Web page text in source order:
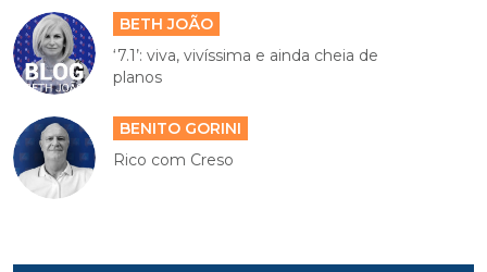
BETH JOÃO
‘7.1’: viva, vivíssima e ainda cheia de
planos
BENITO GORINI
Rico com Creso